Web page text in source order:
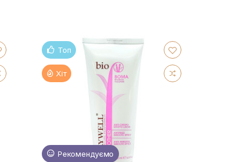
Топ
Хіт
Рекомендуємо